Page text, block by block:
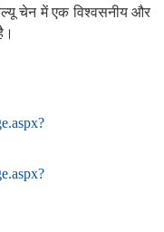
चेन में एक विश्वसनीय और